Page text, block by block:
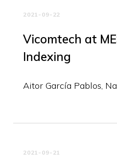
2021-09-22
Vicomtech at
Indexing
Aitor García Pablos
2021-09-21